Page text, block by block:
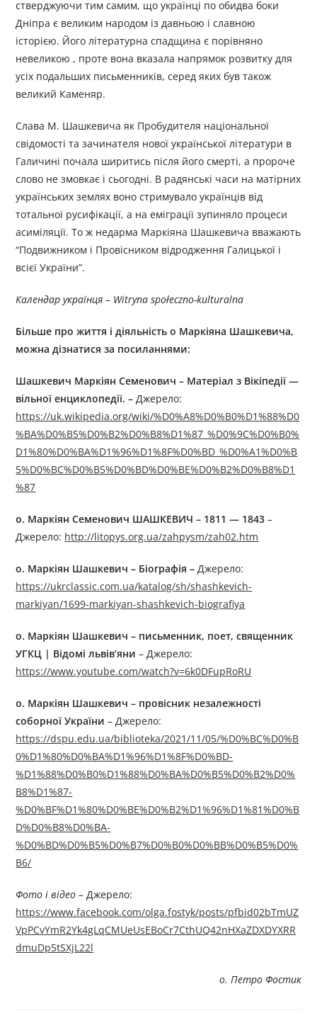
стверджуючи тим самим, що українці по обидва боки
Дніпра є великим народом із давньою і славною
історією. Його літературна спадщина є порівняно
невеликою , проте вона вказала напрямок розвитку для
усіх подальших письменників, серед яких був також
великий Каменяр.
Слава М. Шашкевича як Пробудителя національної
свідомості та зачинателя нової української літератури в
Галичині почала ширитись після його смерті, а пророче
слово не змовкає і сьогодні. В радянські часи на матірних
українських землях воно стримувало українців від
тотальної русифікації, а на еміграції зупиняло процеси
асиміляції. То ж недарма Маркіяна Шашкевича вважають
“Подвижником і Провісником відродження Галицької і
всієї України”.
Календар українця – Witryna społeczno-kulturalna
Більше про життя і діяльністьо Маркіяна Шашкевича,
можна дізнатися за посиланнями:
Шашкевич Маркіян Семенович – Матеріал з Вікіпедії —
вільної енциклопедії. –Джерелo:
https://uk.wikipedia.org/wiki/%D0%A8%D0%B0%D1%88%D0
%BA%D0%B5%D0%B2%D0%B8%D1%87_%D0%9C%D0%B0%
D1%80%D0%BA%D1%96%D1%8F%D0%BD_%D0%A1%D0%B
5%D0%BC%D0%B5%D0%BD%D0%BE%D0%B2%D0%B8%D1
%87
о. Маркіян Семенович ШАШКЕВИЧ – 1811 — 1843 –
Джерелo: http://litopys.org.ua/zahpysm/zah02.htm
о. Маркіян Шашкевич – Біографія –Джерелo:
https://ukrclassic.com.ua/katalog/sh/shashkevich-
markiyan/1699-markiyan-shashkevich-biografiya
о. Маркіян Шашкевич – письменник, поет, священник
УГКЦ | Відомі львів’яни – Джерелo:
https://www.youtube.com/watch?v=6k0DFupRoRU
о. Маркіян Шашкевич – провісник незалежності
соборної України – Джерелo:
https://dspu.edu.ua/biblioteka/2021/11/05/%D0%BC%D0%B
0%D1%80%D0%BA%D1%96%D1%8F%D0%BD-
%D1%88%D0%B0%D1%88%D0%BA%D0%B5%D0%B2%D0%
B8%D1%87-
%D0%BF%D1%80%D0%BE%D0%B2%D1%96%D1%81%D0%B
D%D0%B8%D0%BA-
%D0%BD%D0%B5%D0%B7%D0%B0%D0%BB%D0%B5%D0%
B6/
Фото і відео – Джерелo:
https://www.facebook.com/olga.fostyk/posts/pfbid02bTmUZ
VpPCvYmR2Yk4gLqCMUeUsEBoCr7CthUQ42nHXaZDXDYXRR
dmuDp5tSXjL22l
о. Петро Фостик